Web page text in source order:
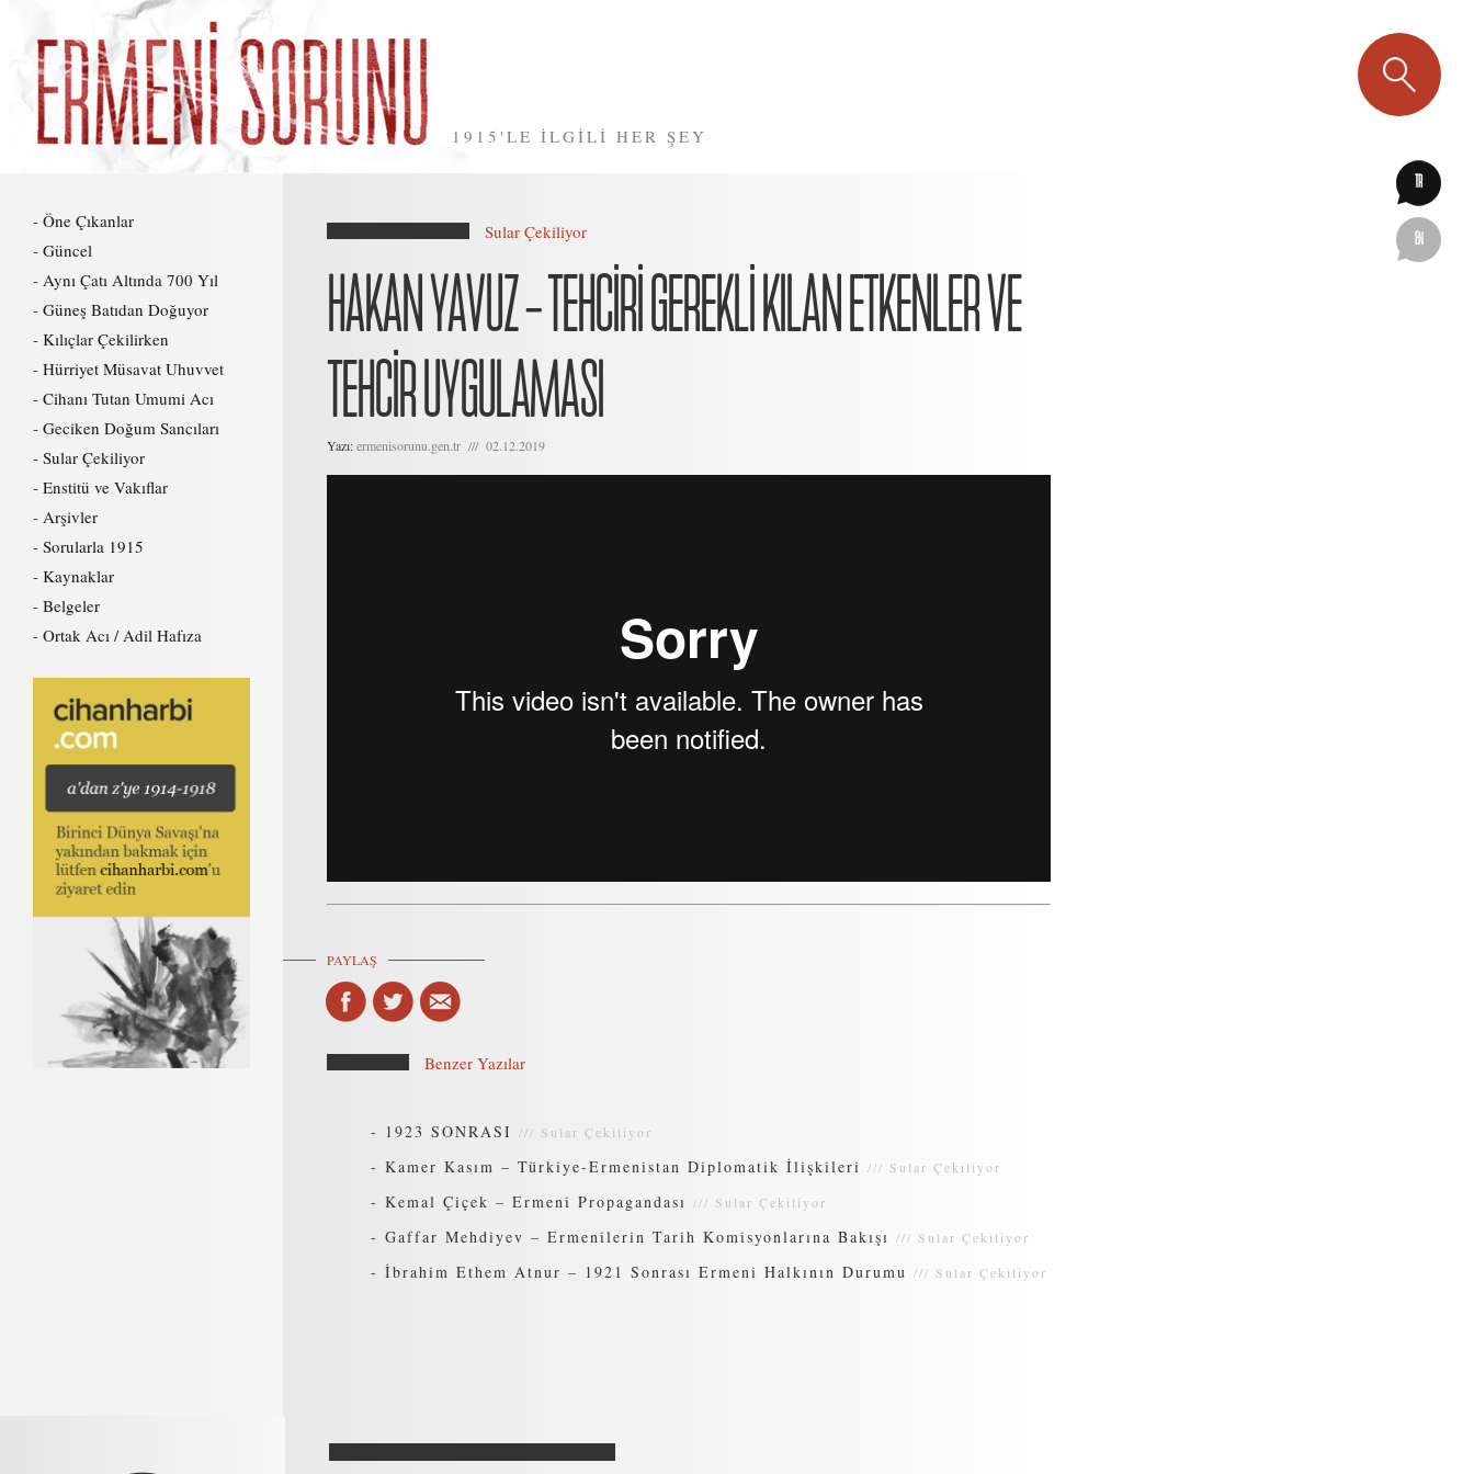
1915'LE İLGİLİ HER ŞEY
TR
EN
Öne Çıkanlar
Güncel
Aynı Çatı Altında 700 Yıl
Güneş Batıdan Doğuyor
Kılıçlar Çekilirken
Hürriyet Müsavat Uhuvvet
Cihanı Tutan Umumi Acı
Geciken Doğum Sancıları
Sular Çekiliyor
Enstitü ve Vakıflar
Arşivler
Sorularla 1915
Kaynaklar
Belgeler
Ortak Acı / Adil Hafıza
Sular Çekiliyor
HAKAN YAVUZ – TEHCİRİ GEREKLİ KILAN ETKENLER VE
TEHCİR UYGULAMASI
Yazı:ermenisorunu.gen.tr /// 02.12.2019
PAYLAŞ
Benzer Yazılar
- 1923 SONRASI /// Sular Çekiliyor
- Kamer Kasım – Türkiye-Ermenistan Diplomatik İlişkileri /// Sular Çekiliyor
- Kemal Çiçek – Ermeni Propagandası /// Sular Çekiliyor
- Gaffar Mehdiyev – Ermenilerin Tarih Komisyonlarına Bakışı /// Sular Çekiliyor
- İbrahim Ethem Atnur – 1921 Sonrası Ermeni Halkının Durumu /// Sular Çekiliyor